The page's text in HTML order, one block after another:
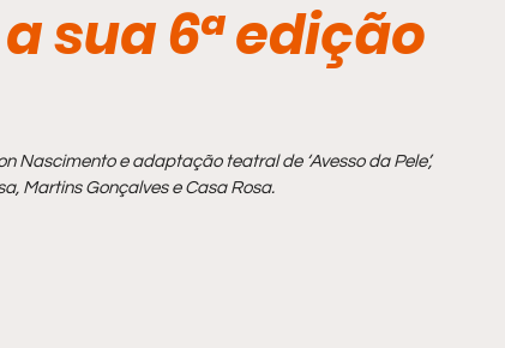
sua 6ª edição
Nascimento e adaptação teatral de ‘Avesso da Pele’,
Martins Gonçalves e Casa Rosa.